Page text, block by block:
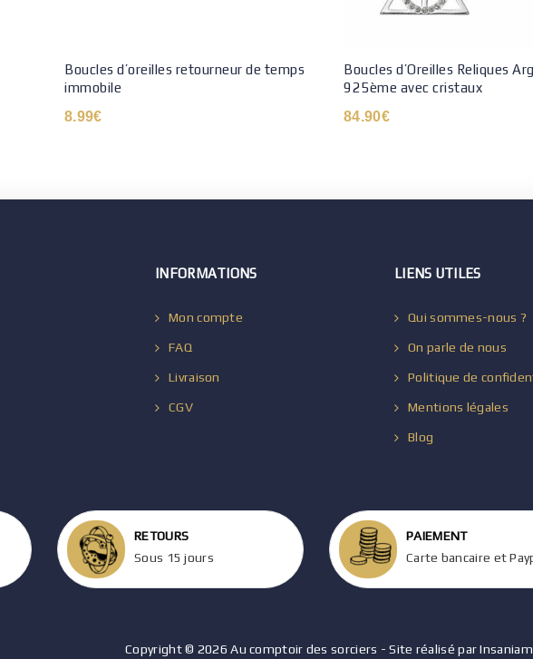
Boucles d’oreilles retourneur de temps
immobile
8.99€
Boucles d’Oreilles Reliques
925ème avec cristaux
84.90€
INFORMATIONS
Mon compte
FAQ
Livraison
CGV
LIENS UTILES
Qui sommes-nous ?
On parle de nous
Politique de
Mentions légales
Blog
RETOURS
Sous 15 jours
PAIEMENT
Carte bancaire et
Copyright © 2026 Au comptoir des sorciers - Site réalisé par Insaniam